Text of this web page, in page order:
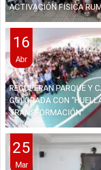
ACTIVACIÓN FÍSICA
16
Abr
RECUPERAN PARQUE Y
COLORADA CON
TRANSFORMACIÓN”
25
Mar